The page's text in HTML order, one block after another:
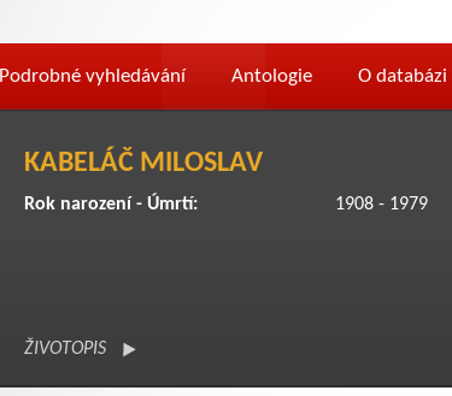
Podrobné vyhledávání Antologie O databázi
KABELÁČ MILOSLAV
Rok narození - Úmrtí: 1908 - 1979
ŽIVOTOPIS